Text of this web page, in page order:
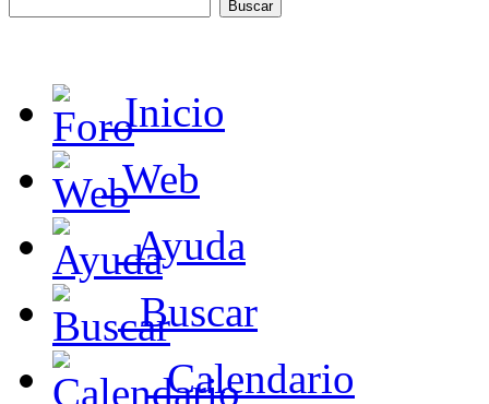
Inicio
Web
Ayuda
Buscar
Calendario